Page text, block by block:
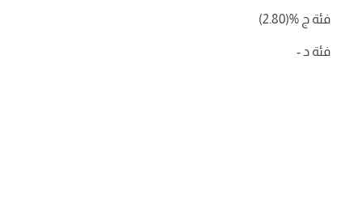
فئة ج %
(2.80)
فئة د -